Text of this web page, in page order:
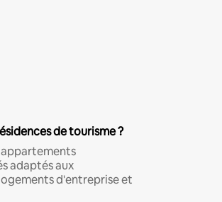
de tourisme ?
adaptés aux
d'entreprise et